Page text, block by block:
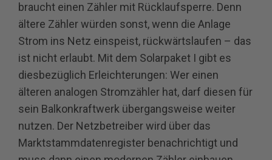
braucht einen Zähler mit Rücklaufsperre. Denn
ältere Zähler würden sonst, wenn die Anlage
Strom ins Netz einspeist, rückwärtslaufen – das
ist nicht erlaubt. Mit dem Solarpaket I gibt es
diesbezüglich Erleichterungen: Wer einen
älteren analogen Stromzähler hat, darf diesen für
sein Balkonkraftwerk übergangsweise weiter
nutzen. Der Netzbetreiber wird über das
Marktstammdatenregister benachrichtigt und